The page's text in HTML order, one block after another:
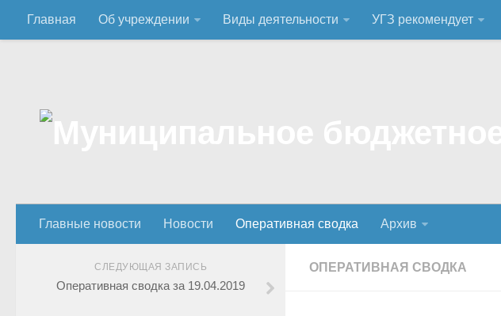
Главная Об учреждении Виды деятельности УГЗ рекомендует
Главные новости Новости Оперативная сводка Архив
ОПЕРАТИВНАЯ СВОДКА
СЛЕДУЮЩАЯ ЗАПИСЬ
Оперативная сводка за 19.04.2019